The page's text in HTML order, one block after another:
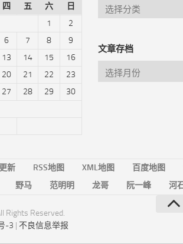
四 五 六 日
1
2
6 7 8
9
13 14 15
16
20 21 22
23
27 28 29
30
文章存档
新 RSS地图 XML地图 百度地图
野马 范明明 龙哥 阮一峰 河
Rights Reserved.
-3 | 不良信息举报